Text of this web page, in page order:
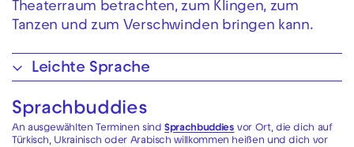
Theaterraum betrachten, zum Klingen, zum
Tanzen und zum Verschwinden bringen kann.
Leichte Sprache
Sprachbuddies
An ausgewählten Terminen sindSprachbuddies vor Ort, die dich auf
Türkisch, Ukrainisch oder Arabisch willkommen heißen und dich vor